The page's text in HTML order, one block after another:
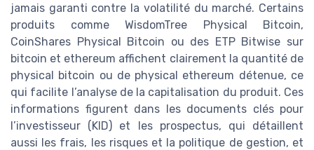
jamais garanti contre la volatilité du marché. Certains
produits comme WisdomTree Physical Bitcoin,
CoinShares Physical Bitcoin ou des ETP Bitwise sur
bitcoin et ethereum affichent clairement la quantité de
physical bitcoin ou de physical ethereum détenue, ce
qui facilite l’analyse de la capitalisation du produit. Ces
informations figurent dans les documents clés pour
l’investisseur (KID) et les prospectus, qui détaillent
aussi les frais, les risques et la politique de gestion, et